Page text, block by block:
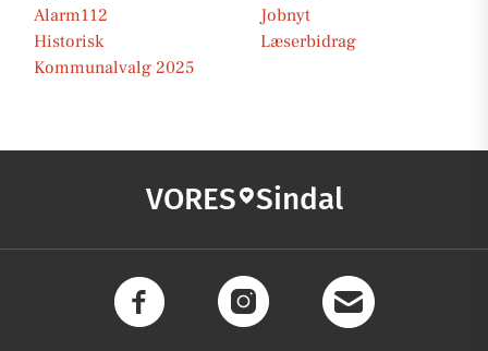
Alarm112
Jobnyt
Historisk
Læserbidrag
Kommunalvalg 2025
VORES Sindal